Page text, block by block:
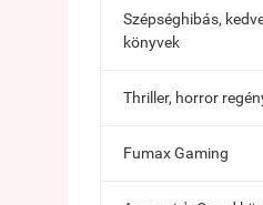
Szépséghibás,
könyvek
Thriller, horror
Fumax Gaming